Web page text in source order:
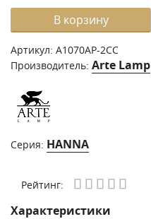
В корзину
Артикул: A1070AP-2CC
Производитель: Arte Lamp
Серия: HANNA
Рейтинг:
Характеристики